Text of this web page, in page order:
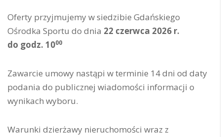
Oferty przyjmujemy w siedzibie Gdańskiego
Ośrodka Sportu do dnia 22 czerwca 2026 r.
do godz. 1000
Zawarcie umowy nastąpi w terminie 14 dni od daty
podania do publicznej wiadomości informacji o
wynikach wyboru.
Warunki dzierżawy nieruchomości wraz z